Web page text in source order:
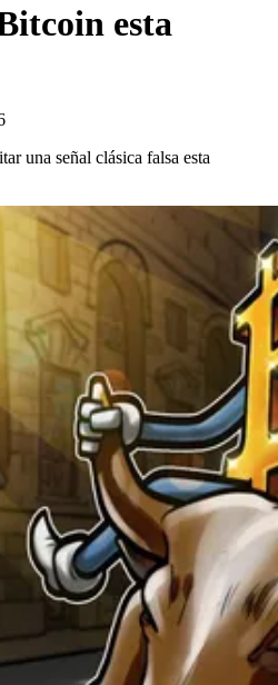
esta
una señal clásica falsa esta